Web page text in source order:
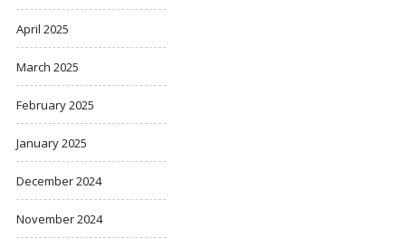
April 2025
March 2025
February 2025
January 2025
December 2024
November 2024